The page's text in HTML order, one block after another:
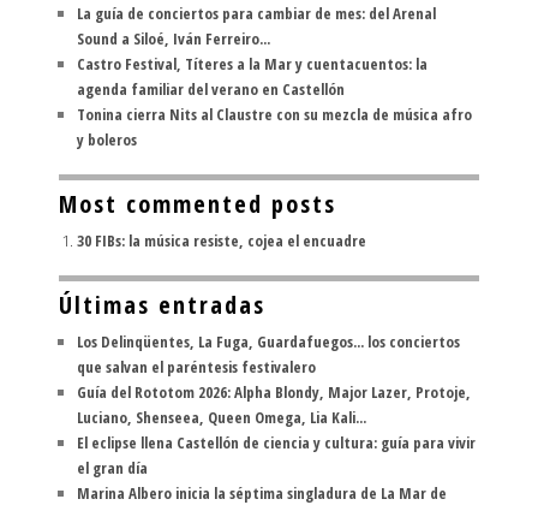
La guía de conciertos para cambiar de mes: del Arenal
Sound a Siloé, Iván Ferreiro...
Castro Festival, Títeres a la Mar y cuentacuentos: la
agenda familiar del verano en Castellón
Tonina cierra Nits al Claustre con su mezcla de música afro
y boleros
Most commented posts
30 FIBs: la música resiste, cojea el encuadre
Últimas entradas
Los Delinqüentes, La Fuga, Guardafuegos... los conciertos
que salvan el paréntesis festivalero
Guía del Rototom 2026: Alpha Blondy, Major Lazer, Protoje,
Luciano, Shenseea, Queen Omega, Lia Kali...
El eclipse llena Castellón de ciencia y cultura: guía para vivir
el gran día
Marina Albero inicia la séptima singladura de La Mar de